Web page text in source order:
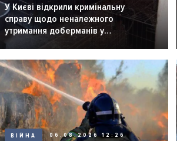
У Києві відкрили кримінальну
справу щодо неналежного
утримання доберманів у
розпліднику
ВІЙНА 06.08.2026 12:26